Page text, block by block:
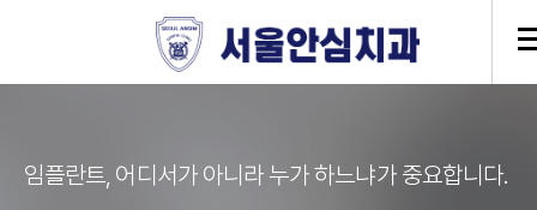
임플란트, 어디서가 아니라 누가 하느냐가 중요합니다.